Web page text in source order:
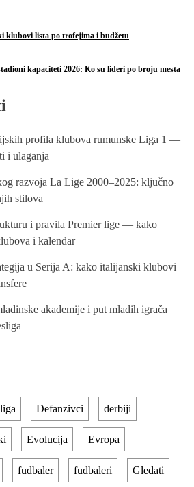
klubovi lista po trofejima i budžetu
kapaciteti 2026: Ko su lideri po broju mesta
profila klubova rumunske Liga 1 —
i ulaganja
razvoja La Lige 2000–2025: ključno
stilova
i pravila Premier lige — kako
i kalendar
u Serija A: kako italijanski klubovi
akademije i put mladih igrača
Defanzivci derbiji
Evolucija Evropa
fudbaler fudbaleri Gledati